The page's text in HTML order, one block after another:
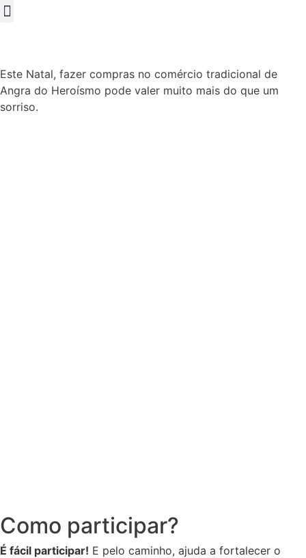
Este Natal, fazer compras no comércio tradicional de
Angra do Heroísmo pode valer muito mais do que um
sorriso.
Como participar?
É fácil participar! E pelo caminho, ajuda a fortalecer o